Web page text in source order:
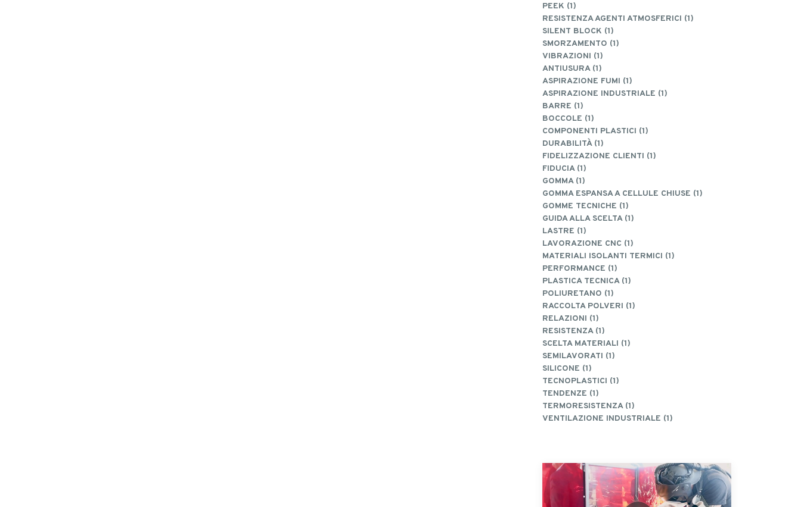
PEEK (1)
RESISTENZA AGENTI ATMOSFERICI (1)
SILENT BLOCK (1)
SMORZAMENTO (1)
VIBRAZIONI (1)
ANTIUSURA (1)
ASPIRAZIONE FUMI (1)
ASPIRAZIONE INDUSTRIALE (1)
BARRE (1)
BOCCOLE (1)
COMPONENTI PLASTICI (1)
DURABILITÀ (1)
FIDELIZZAZIONE CLIENTI (1)
FIDUCIA (1)
GOMMA (1)
GOMMA ESPANSA A CELLULE CHIUSE (1)
GOMME TECNICHE (1)
GUIDA ALLA SCELTA (1)
LASTRE (1)
LAVORAZIONE CNC (1)
MATERIALI ISOLANTI TERMICI (1)
PERFORMANCE (1)
PLASTICA TECNICA (1)
POLIURETANO (1)
RACCOLTA POLVERI (1)
RELAZIONI (1)
RESISTENZA (1)
SCELTA MATERIALI (1)
SEMILAVORATI (1)
SILICONE (1)
TECNOPLASTICI (1)
TENDENZE (1)
TERMORESISTENZA (1)
VENTILAZIONE INDUSTRIALE (1)